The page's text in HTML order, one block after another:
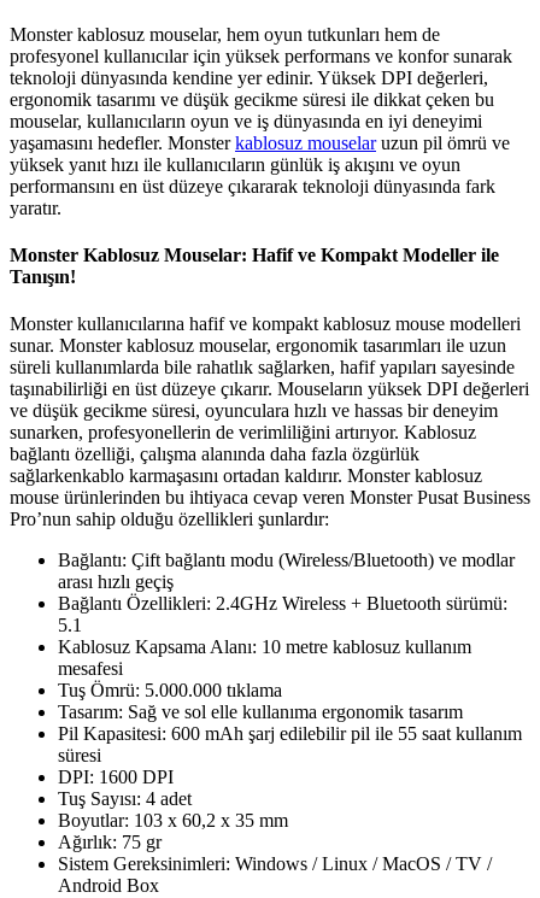
Monster kablosuz mouselar, hem oyun tutkunları hem de
profesyonel kullanıcılar için yüksek performans ve konfor sunarak
teknoloji dünyasında kendine yer edinir. Yüksek DPI değerleri,
ergonomik tasarımı ve düşük gecikme süresi ile dikkat çeken bu
mouselar, kullanıcıların oyun ve iş dünyasında en iyi deneyimi
yaşamasını hedefler. Monsterkablosuz mouselaruzun pil ömrü ve
yüksek yanıt hızı ile kullanıcıların günlük iş akışını ve oyun
performansını en üst düzeye çıkararak teknoloji dünyasında fark
yaratır.
Monster Kablosuz Mouselar: Hafif ve Kompakt Modeller ile
Tanışın!
Monster kullanıcılarına hafif ve kompakt kablosuz mouse modelleri
sunar. Monster kablosuz mouselar, ergonomik tasarımları ile uzun
süreli kullanımlarda bile rahatlık sağlarken, hafif yapıları sayesinde
taşınabilirliği en üst düzeye çıkarır. Mouseların yüksek DPI değerleri
ve düşük gecikme süresi, oyunculara hızlı ve hassas bir deneyim
sunarken, profesyonellerin de verimliliğini artırıyor. Kablosuz
bağlantı özelliği, çalışma alanında daha fazla özgürlük
sağlarkenkablo karmaşasını ortadan kaldırır. Monster kablosuz
mouse ürünlerinden bu ihtiyaca cevap veren Monster Pusat Business
Pro’nun sahip olduğu özellikleri şunlardır:
Bağlantı: Çift bağlantı modu (Wireless/Bluetooth) ve modlar
arası hızlı geçiş
Bağlantı Özellikleri: 2.4GHz Wireless + Bluetooth sürümü:
5.1
Kablosuz Kapsama Alanı: 10 metre kablosuz kullanım
mesafesi
Tuş Ömrü: 5.000.000 tıklama
Tasarım: Sağ ve sol elle kullanıma ergonomik tasarım
Pil Kapasitesi: 600 mAh şarj edilebilir pil ile 55 saat kullanım
süresi
DPI: 1600 DPI
Tuş Sayısı: 4 adet
Boyutlar: 103 x 60,2 x 35 mm
Ağırlık: 75 gr
Sistem Gereksinimleri: Windows / Linux / MacOS / TV /
Android Box